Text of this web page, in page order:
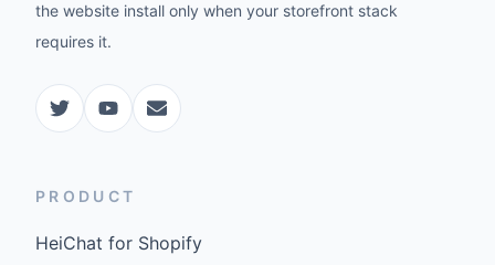
the website install only when your storefront stack
requires it.
PRODUCT
HeiChat for Shopify